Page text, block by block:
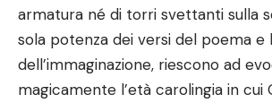
armatura né di torri svettanti sulla
sola potenza dei versi del poema e
dell’immaginazione, riescono ad
magicamente l’età carolingia in cui